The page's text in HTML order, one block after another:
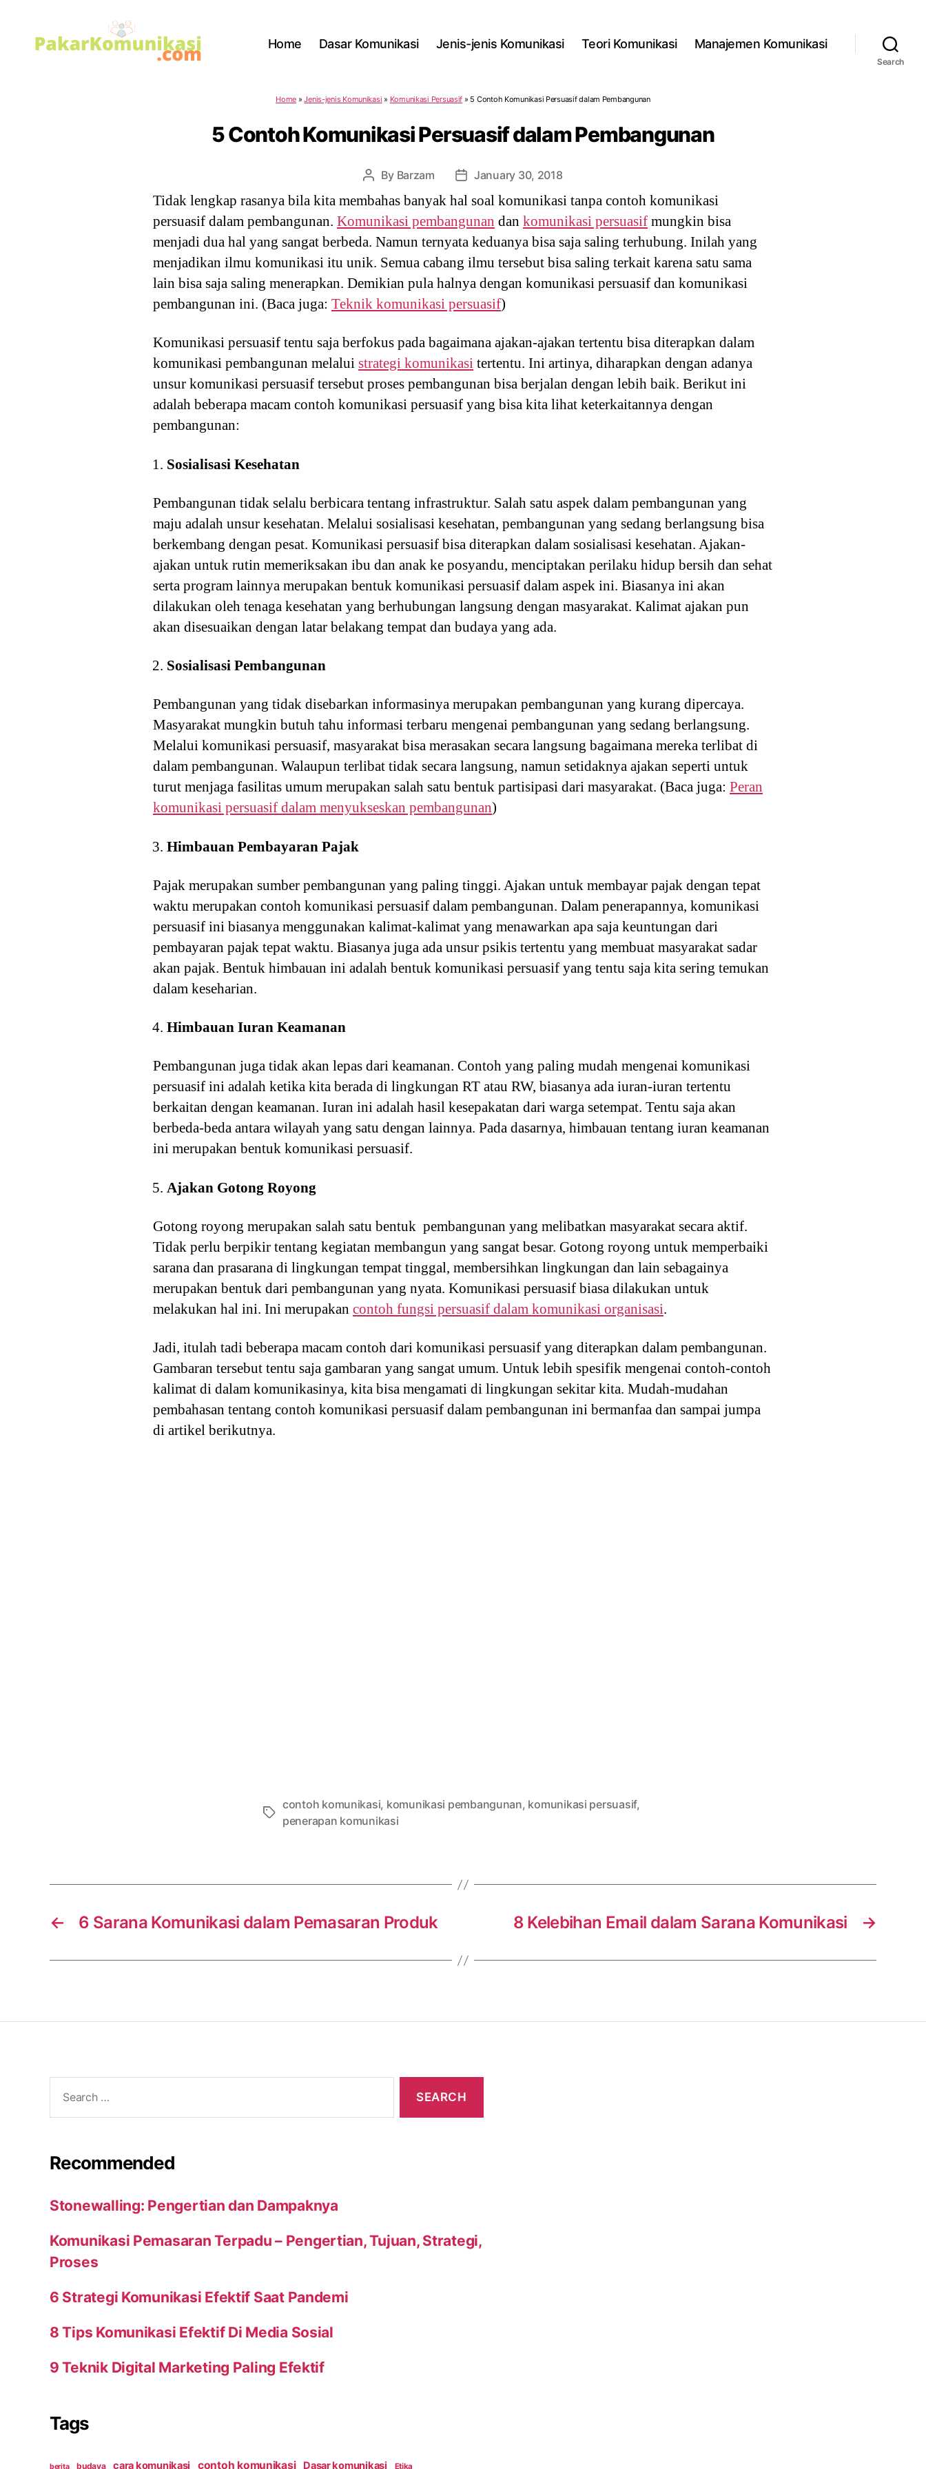
Home Dasar Komunikasi Jenis-jenis Komunikasi Teori Komunikasi Manajemen Komunikasi
Search
Home »Jenis-jenis Komunikasi » Komunikasi Persuasif » 5 Contoh Komunikasi Persuasif dalam Pembangunan
5 Contoh Komunikasi Persuasif dalam Pembangunan
Post
author
By Barzam
Post
date
January 30, 2018
Tidak lengkap rasanya bila kita membahas banyak hal soal komunikasi tanpa contoh komunikasi
persuasif dalam pembangunan. Komunikasi pembangunan dan komunikasi persuasif mungkin bisa
menjadi dua hal yang sangat berbeda. Namun ternyata keduanya bisa saja saling terhubung. Inilah yang
menjadikan ilmu komunikasi itu unik. Semua cabang ilmu tersebut bisa saling terkait karena satu sama
lain bisa saja saling menerapkan. Demikian pula halnya dengan komunikasi persuasif dan komunikasi
pembangunan ini. (Baca juga: Teknik komunikasi persuasif)
Komunikasi persuasif tentu saja berfokus pada bagaimana ajakan-ajakan tertentu bisa diterapkan dalam
komunikasi pembangunan melalui strategi komunikasi tertentu. Ini artinya, diharapkan dengan adanya
unsur komunikasi persuasif tersebut proses pembangunan bisa berjalan dengan lebih baik. Berikut ini
adalah beberapa macam contoh komunikasi persuasif yang bisa kita lihat keterkaitannya dengan
pembangunan:
Sosialisasi Kesehatan
Pembangunan tidak selalu berbicara tentang infrastruktur. Salah satu aspek dalam pembangunan yang
maju adalah unsur kesehatan. Melalui sosialisasi kesehatan, pembangunan yang sedang berlangsung bisa
berkembang dengan pesat. Komunikasi persuasif bisa diterapkan dalam sosialisasi kesehatan. Ajakan-
ajakan untuk rutin memeriksakan ibu dan anak ke posyandu, menciptakan perilaku hidup bersih dan sehat
serta program lainnya merupakan bentuk komunikasi persuasif dalam aspek ini. Biasanya ini akan
dilakukan oleh tenaga kesehatan yang berhubungan langsung dengan masyarakat. Kalimat ajakan pun
akan disesuaikan dengan latar belakang tempat dan budaya yang ada.
Sosialisasi Pembangunan
Pembangunan yang tidak disebarkan informasinya merupakan pembangunan yang kurang dipercaya.
Masyarakat mungkin butuh tahu informasi terbaru mengenai pembangunan yang sedang berlangsung.
Melalui komunikasi persuasif, masyarakat bisa merasakan secara langsung bagaimana mereka terlibat di
dalam pembangunan. Walaupun terlibat tidak secara langsung, namun setidaknya ajakan seperti untuk
turut menjaga fasilitas umum merupakan salah satu bentuk partisipasi dari masyarakat. (Baca juga: Peran
komunikasi persuasif dalam menyukseskan pembangunan)
Himbauan Pembayaran Pajak
Pajak merupakan sumber pembangunan yang paling tinggi. Ajakan untuk membayar pajak dengan tepat
waktu merupakan contoh komunikasi persuasif dalam pembangunan. Dalam penerapannya, komunikasi
persuasif ini biasanya menggunakan kalimat-kalimat yang menawarkan apa saja keuntungan dari
pembayaran pajak tepat waktu. Biasanya juga ada unsur psikis tertentu yang membuat masyarakat sadar
akan pajak. Bentuk himbauan ini adalah bentuk komunikasi persuasif yang tentu saja kita sering temukan
dalam keseharian.
Himbauan Iuran Keamanan
Pembangunan juga tidak akan lepas dari keamanan. Contoh yang paling mudah mengenai komunikasi
persuasif ini adalah ketika kita berada di lingkungan RT atau RW, biasanya ada iuran-iuran tertentu
berkaitan dengan keamanan. Iuran ini adalah hasil kesepakatan dari warga setempat. Tentu saja akan
berbeda-beda antara wilayah yang satu dengan lainnya. Pada dasarnya, himbauan tentang iuran keamanan
ini merupakan bentuk komunikasi persuasif.
Ajakan Gotong Royong
Gotong royong merupakan salah satu bentuk pembangunan yang melibatkan masyarakat secara aktif.
Tidak perlu berpikir tentang kegiatan membangun yang sangat besar. Gotong royong untuk memperbaiki
sarana dan prasarana di lingkungan tempat tinggal, membersihkan lingkungan dan lain sebagainya
merupakan bentuk dari pembangunan yang nyata. Komunikasi persuasif biasa dilakukan untuk
melakukan hal ini. Ini merupakan contoh fungsi persuasif dalam komunikasi organisasi.
Jadi, itulah tadi beberapa macam contoh dari komunikasi persuasif yang diterapkan dalam pembangunan.
Gambaran tersebut tentu saja gambaran yang sangat umum. Untuk lebih spesifik mengenai contoh-contoh
kalimat di dalam komunikasinya, kita bisa mengamati di lingkungan sekitar kita. Mudah-mudahan
pembahasan tentang contoh komunikasi persuasif dalam pembangunan ini bermanfaa dan sampai jumpa
di artikel berikutnya.
Tags
contoh komunikasi, komunikasi pembangunan, komunikasi persuasif,
penerapan komunikasi
← 6 Sarana Komunikasi dalam Pemasaran Produk →
8 Kelebihan Email dalam Sarana Komunikasi
for:
Recommended
Stonewalling: Pengertian dan Dampaknya
Komunikasi Pemasaran Terpadu – Pengertian, Tujuan, Strategi,
Proses
6 Strategi Komunikasi Efektif Saat Pandemi
8 Tips Komunikasi Efektif Di Media Sosial
9 Teknik Digital Marketing Paling Efektif
Tags
berita budaya cara komunikasi contoh komunikasi Dasar komunikasi Etika